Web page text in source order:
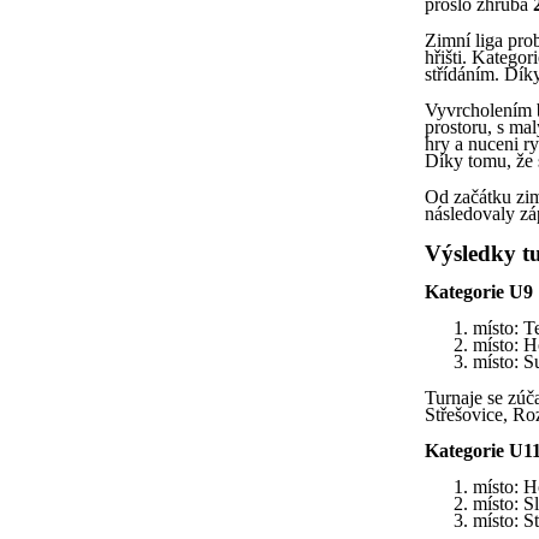
prošlo zhruba
Zimní liga
hřišti.
střídáním.
Vyvrcholením
prostoru, s
hry a nuceni
Díky tomu, že
Od začátku
následovaly
Výsledky
Kategorie U9
místo:
místo:
místo:
Turnaje se
Střešovice,
Kategorie
místo:
místo:
místo: